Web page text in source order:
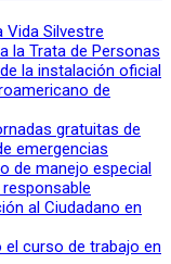
Vida Silvestre
la Trata de Personas
la instalación oficial
de
gratuitas de
emergencias
de manejo especial
al Ciudadano en
curso de trabajo en